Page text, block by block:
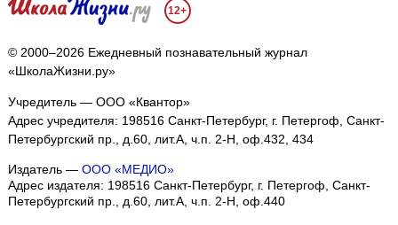
12+
© 2000–2026 Ежедневный познавательный журнал
«ШколаЖизни.ру»
Учредитель — ООО «Квантор»
Адрес учредителя: 198516 Санкт-Петербург, г. Петергоф, Санкт-
Петербургский пр., д.60, лит.А, ч.п. 2-Н, оф.432, 434
Издатель — ООО «МЕДИО»
Адрес издателя: 198516 Санкт-Петербург, г. Петергоф, Санкт-
Петербургский пр., д.60, лит.А, ч.п. 2-Н, оф.440